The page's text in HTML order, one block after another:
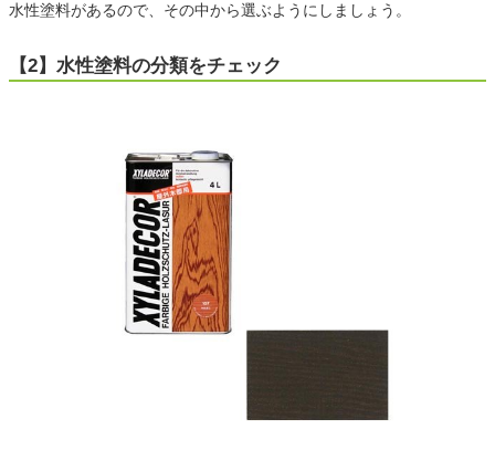
水性塗料があるので、その中から選ぶようにしましょう。
【2】水性塗料の分類をチェック